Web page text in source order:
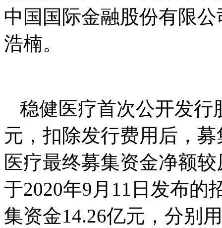
中国国际金融股份有限
浩楠。
稳健医疗首次公开发行
元，扣除发行费用后，
医疗最终募集资金净额
于2020年9月11日发布的
集资金14.26亿元，分别